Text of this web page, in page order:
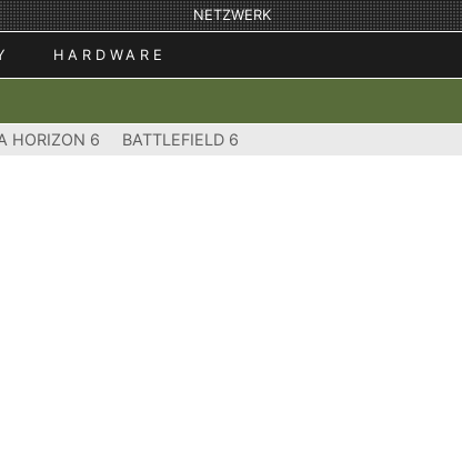
NETZWERK
HARDWARE
HORIZON 6 BATTLEFIELD 6